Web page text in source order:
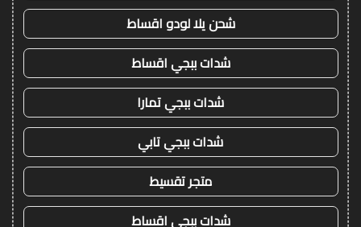
شحن يلا لودو اقساط
شدات ببجي اقساط
شدات ببجي تمارا
شدات ببجي تابي
متجر تقسيط
شدات ببجي اقساط